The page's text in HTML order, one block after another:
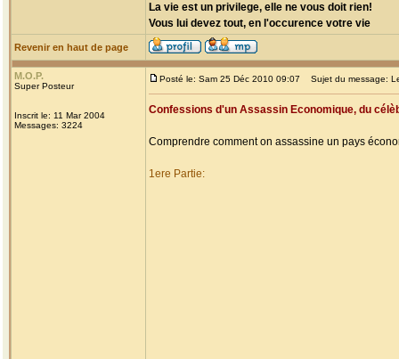
La vie est un privilege, elle ne vous doit rien!
Vous lui devez tout, en l'occurence votre vie
Revenir en haut de page
M.O.P.
Super Posteur
Inscrit le: 11 Mar 2004
Messages: 3224
Posté le: Sam 25 Déc 2010 09:07 Sujet du message:
Confessions d'un Assassin Economique, du
Comprendre comment on assassine un pays
1ere Partie: